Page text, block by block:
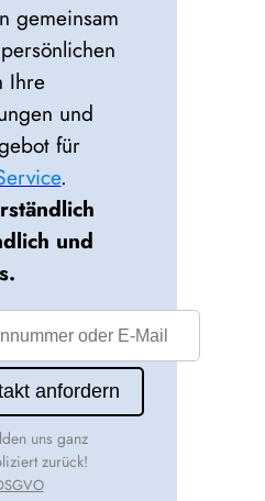
gemeinsam
Ihre
und
für
.
und
uns ganz
zurück!